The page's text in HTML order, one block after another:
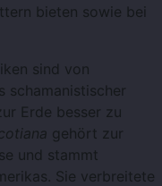
bieten sowie bei
sind von
schamanistischer
Erde besser zu
gehört zur
und stammt
Sie verbreitete